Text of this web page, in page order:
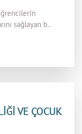
sağlayan b..
VE ÇOCUK